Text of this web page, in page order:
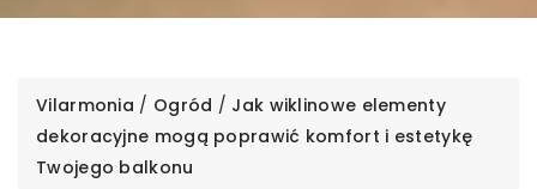
Vilarmonia / Ogród / Jak wiklinowe elementy
dekoracyjne mogą poprawić komfort i estetykę
Twojego balkonu